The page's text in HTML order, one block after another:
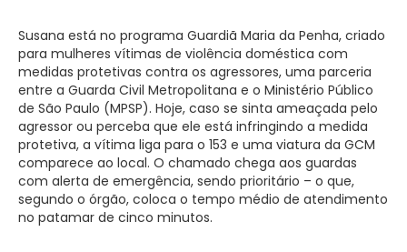
Susana está no programa Guardiã Maria da Penha, criado
para mulheres vítimas de violência doméstica com
medidas protetivas contra os agressores, uma parceria
entre a Guarda Civil Metropolitana e o Ministério Público
de São Paulo (MPSP). Hoje, caso se sinta ameaçada pelo
agressor ou perceba que ele está infringindo a medida
protetiva, a vítima liga para o 153 e uma viatura da GCM
comparece ao local. O chamado chega aos guardas
com alerta de emergência, sendo prioritário – o que,
segundo o órgão, coloca o tempo médio de atendimento
no patamar de cinco minutos.